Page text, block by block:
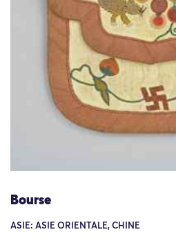
Bourse
ASIE: ASIE ORIENTALE, CHINE